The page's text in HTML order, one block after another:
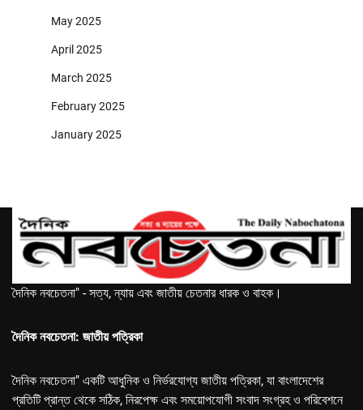
May 2025
April 2025
March 2025
February 2025
January 2025
দৈনিক নবচেতনা" - সত্য, ন্যায় এবং জাতীয় চেতনার ধারক ও বাহক।
দৈনিক নবচেতনা: জাতীয় পত্রিকা
দৈনিক নবচেতনা" একটি আধুনিক ও নির্ভরযোগ্য জাতীয় পত্রিকা, যা বাংলাদেশের
প্রতিটি প্রান্ত থেকে সঠিক, নিরপেক্ষ এবং সময়োপযোগী সংবাদ সংগ্রহ ও পরিবেশনে